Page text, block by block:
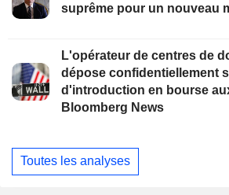
suprême pour un nouveau
L'opérateur de centres de
dépose confidentiellement
d'introduction en bourse
Bloomberg News
Toutes les analyses